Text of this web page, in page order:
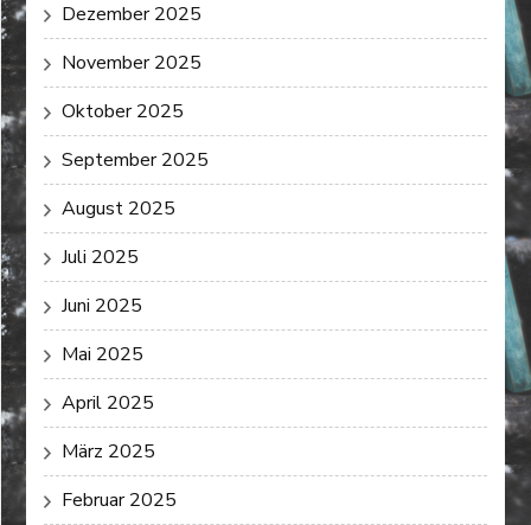
Dezember 2025
November 2025
Oktober 2025
September 2025
August 2025
Juli 2025
Juni 2025
Mai 2025
April 2025
März 2025
Februar 2025